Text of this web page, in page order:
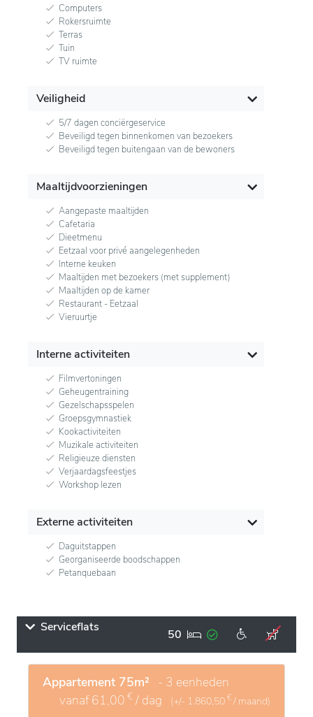
Computers
Rokersruimte
Terras
Tuin
TV ruimte
Veiligheid
5/7 dagen conciërgeservice
Beveiligd tegen binnenkomen van bezoekers
Beveiligd tegen buitengaan van de bewoners
Maaltijdvoorzieningen
Aangepaste maaltijden
Cafetaria
Dieetmenu
Eetzaal voor privé aangelegenheden
Interne keuken
Maaltijden met bezoekers (met supplement)
Maaltijden op de kamer
Restaurant - Eetzaal
Vieruurtje
Interne activiteiten
Filmvertoningen
Geheugentraining
Gezelschapsspelen
Groepsgymnastiek
Kookactiviteiten
Muzikale activiteiten
Religieuze diensten
Verjaardagsfeestjes
Workshop lezen
Externe activiteiten
Daguitstappen
Georganiseerde boodschappen
Petanquebaan
Serviceflats 50
Appartement 75m² - 3 eenheden
vanaf61,00 € / dag (+/- 1.860,50 € / maand)